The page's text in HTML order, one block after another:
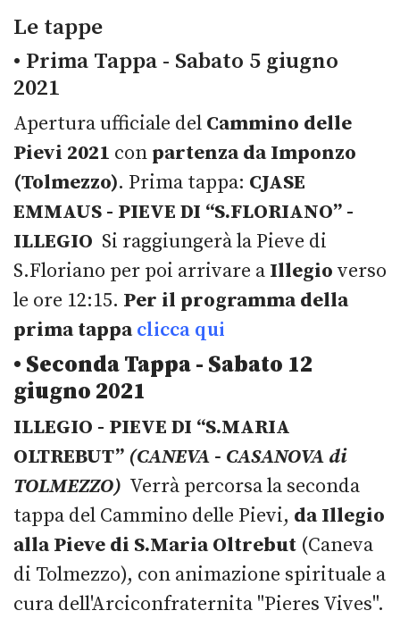
Le tappe
• Prima Tappa - Sabato 5 giugno
2021
Apertura ufficiale del Cammino delle
Pievi 2021 con partenzada Imponzo
(Tolmezzo). Prima tappa: CJASE
EMMAUS - PIEVE DI “S.FLORIANO” -
ILLEGIO Si raggiungerà la Pieve di
S.Floriano per poi arrivare a Illegio verso
le ore 12:15. Per il programma della
prima tappaclicca qui
• Seconda Tappa - Sabato 12
giugno 2021
ILLEGIO - PIEVE DI “S.MARIA
OLTREBUT” (CANEVA - CASANOVA di
TOLMEZZO) Verrà percorsa la seconda
tappa del Cammino delle Pievi, da Illegio
alla Pieve di S.Maria Oltrebut (Caneva
di Tolmezzo), con animazione spirituale a
cura dell'Arciconfraternita "Pieres Vives".